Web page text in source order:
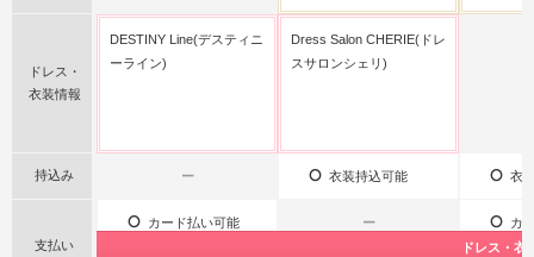
公式サイト
ドレス・
衣装情報
DESTINY Line(デスティニ
ーライン)
ドレス・衣
Dress Salon CHERIE(ドレ
スサロンシェリ)
ドレス・衣
持込み ー 衣装持込可能 衣
支払い
カード払い可能 ー カ